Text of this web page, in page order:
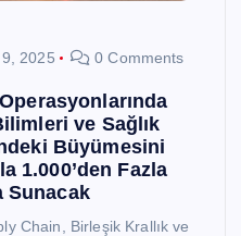
2025 0 Comments
ve Sağlık
Büyümesini
1.000’den Fazla
Sunacak
Chain, Birleşik Krallık ve